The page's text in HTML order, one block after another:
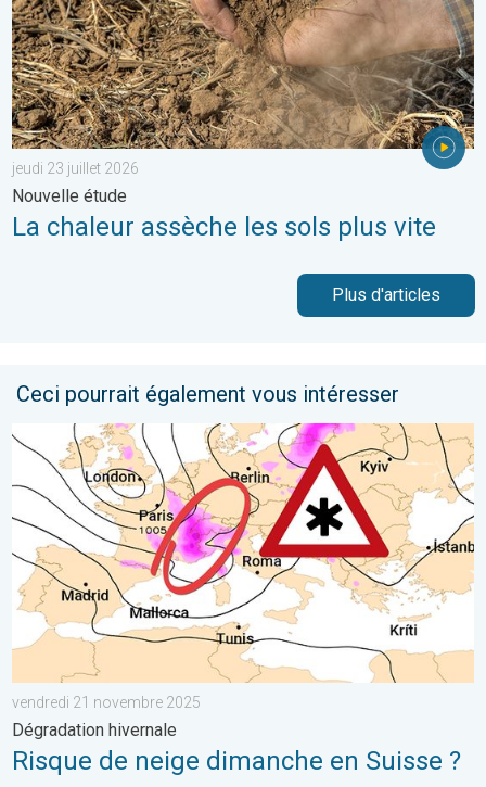
jeudi 23 juillet 2026
Nouvelle étude
La chaleur assèche les sols plus vite
Plus d'articles
Ceci pourrait également vous intéresser
Risque de neige dimanche en Suisse ?. Dégradation
vendredi 21 novembre 2025
Dégradation hivernale
Risque de neige dimanche en Suisse ?